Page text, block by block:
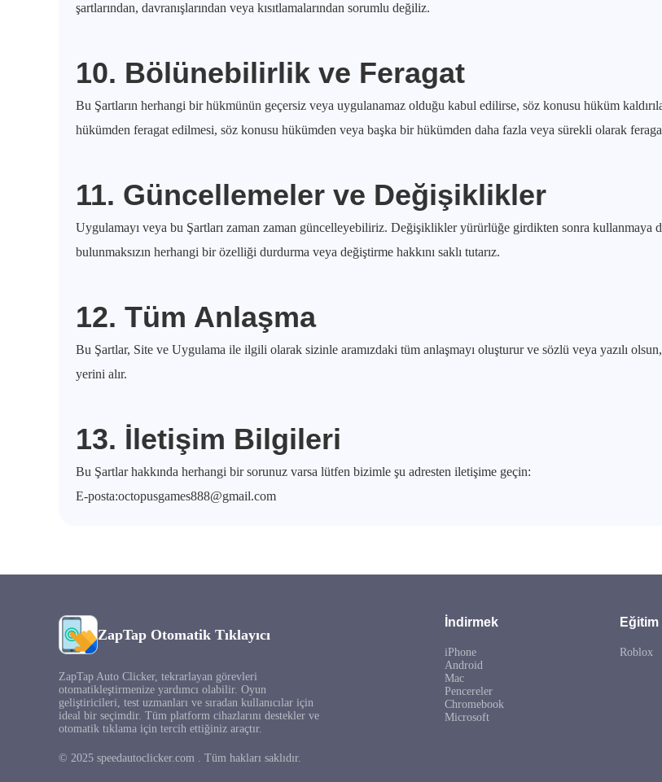
şartlarından, davranışlarından veya kısıtlamalarından sorumlu değiliz.
10. Bölünebilirlik ve Feragat
Bu Şartların herhangi bir hükmünün geçersiz veya uygulanamaz olduğu kabul edilirse, söz konusu hüküm
hükümden feragat edilmesi, söz konusu hükümden veya başka bir hükümden daha fazla veya sürekli olarak
11. Güncellemeler ve Değişiklikler
Uygulamayı veya bu Şartları zaman zaman güncelleyebiliriz. Değişiklikler yürürlüğe girdikten sonra kullanmaya
bulunmaksızın herhangi bir özelliği durdurma veya değiştirme hakkını saklı tutarız.
12. Tüm Anlaşma
Bu Şartlar, Site ve Uygulama ile ilgili olarak sizinle aramızdaki tüm anlaşmayı oluşturur ve sözlü veya yazılı
yerini alır.
13. İletişim Bilgileri
Bu Şartlar hakkında herhangi bir sorunuz varsa lütfen bizimle şu adresten iletişime geçin:
E-posta:octopusgames888@gmail.com
ZapTap Otomatik Tıklayıcı
ZapTap Auto Clicker, tekrarlayan görevleri
otomatikleştirmenize yardımcı olabilir. Oyun
geliştiricileri, test uzmanları ve sıradan kullanıcılar için
ideal bir seçimdir. Tüm platform cihazlarını destekler ve
otomatik tıklama için tercih ettiğiniz araçtır.
© 2025 speedautoclicker.com . Tüm hakları saklıdır.
İndirmek
iPhone
Android
Mac
Pencereler
Chromebook
Microsoft
Eğitim
Roblox